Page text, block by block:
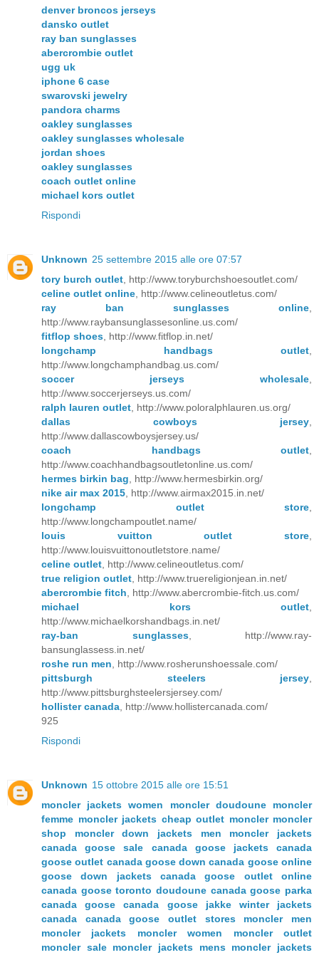
denver broncos jerseys
dansko outlet
ray ban sunglasses
abercrombie outlet
ugg uk
iphone 6 case
swarovski jewelry
pandora charms
oakley sunglasses
oakley sunglasses wholesale
jordan shoes
oakley sunglasses
coach outlet online
michael kors outlet
Rispondi
Unknown 25 settembre 2015 alle ore 07:57
tory burch outlet, http://www.toryburchshoesoutlet.com/
celine outlet online, http://www.celineoutletus.com/
ray ban sunglasses online,
http://www.raybansunglassesonline.us.com/
fitflop shoes, http://www.fitflop.in.net/
longchamp handbags outlet,
http://www.longchamphandbag.us.com/
soccer jerseys wholesale,
http://www.soccerjerseys.us.com/
ralph lauren outlet, http://www.poloralphlauren.us.org/
dallas cowboys jersey,
http://www.dallascowboysjersey.us/
coach handbags outlet,
http://www.coachhandbagsoutletonline.us.com/
hermes birkin bag, http://www.hermesbirkin.org/
nike air max 2015, http://www.airmax2015.in.net/
longchamp outlet store,
http://www.longchampoutlet.name/
louis vuitton outlet store,
http://www.louisvuittonoutletstore.name/
celine outlet, http://www.celineoutletus.com/
true religion outlet, http://www.truereligionjean.in.net/
abercrombie fitch, http://www.abercrombie-fitch.us.com/
michael kors outlet,
http://www.michaelkorshandbags.in.net/
ray-ban sunglasses, http://www.ray-
bansunglassess.in.net/
roshe run men, http://www.rosherunshoessale.com/
pittsburgh steelers jersey,
http://www.pittsburghsteelersjersey.com/
hollister canada, http://www.hollistercanada.com/
925
Rispondi
Unknown 15 ottobre 2015 alle ore 15:51
moncler jackets women
moncler doudoune
moncler
femme moncler jackets cheap outlet moncler moncler
shop
moncler down jackets
men moncler jackets
canada goose sale
canada goose jackets
canada
goose outlet canada goose down canada goose online
goose down jackets
canada goose outlet online
canada goose toronto doudoune canada goose parka
canada goose
canada goose jakke
winter jackets
canada
canada goose outlet stores
moncler men
moncler jackets
moncler women
moncler outlet
moncler sale moncler jackets mens moncler jackets